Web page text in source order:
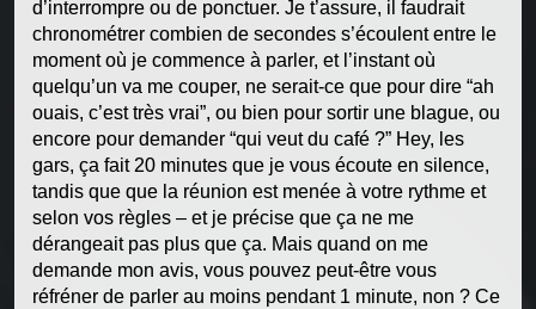
d’interrompre ou de ponctuer. Je t’assure, il faudrait
chronométrer combien de secondes s’écoulent entre le
moment où je commence à parler, et l’instant où
quelqu’un va me couper, ne serait-ce que pour dire “ah
ouais, c’est très vrai”, ou bien pour sortir une blague, ou
encore pour demander “qui veut du café ?” Hey, les
gars, ça fait 20 minutes que je vous écoute en silence,
tandis que que la réunion est menée à votre rythme et
selon vos règles – et je précise que ça ne me
dérangeait pas plus que ça. Mais quand on me
demande mon avis, vous pouvez peut-être vous
réfréner de parler au moins pendant 1 minute, non ? Ce